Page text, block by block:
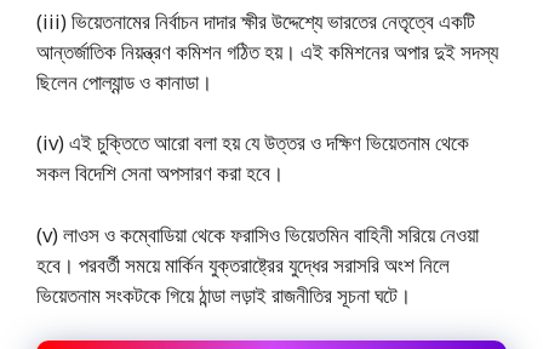
(iii) ভিয়েতনামের নির্বাচন দাদার ক্ষীর উদ্দেশ্যে ভারতের নেতৃত্বে একটি
আন্তর্জাতিক নিয়ন্ত্রণ কমিশন গঠিত হয়। এই কমিশনের অপার দুই সদস্য
ছিলেন পোল্যান্ড ও কানাডা।
(iv) এই চুক্তিতে আরো বলা হয় যে উত্তর ও দক্ষিণ ভিয়েতনাম থেকে
সকল বিদেশি সেনা অপসারণ করা হবে।
(v) লাওস ও কম্বোডিয়া থেকে ফরাসিও ভিয়েতমিন বাহিনী সরিয়ে নেওয়া
হবে। পরবর্তী সময়ে মার্কিন যুক্তরাষ্ট্রের যুদ্ধের সরাসরি অংশ নিলে
ভিয়েতনাম সংকটকে গিয়ে ঠান্ডা লড়াই রাজনীতির সূচনা ঘটে।